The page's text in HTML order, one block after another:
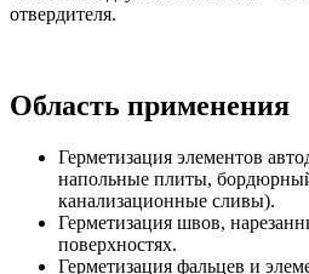
отвердителя.
Область применения
Герметизация элементов
напольные плиты,
канализационные сливы).
Герметизация швов,
поверхностях.
Герметизация фальцев и